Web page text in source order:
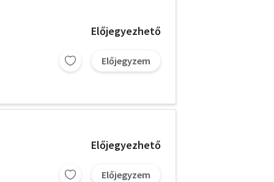
Előjegyezhető
Előjegyzem
Előjegyezhető
Előjegyzem